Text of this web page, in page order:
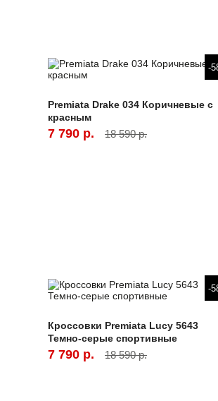
-
Premiata Drake 034 Коричневые с
красным
7 790 р. 18 590 р.
-
Кроссовки Premiata Lucy 5643
Темно-серые спортивные
7 790 р. 18 590 р.